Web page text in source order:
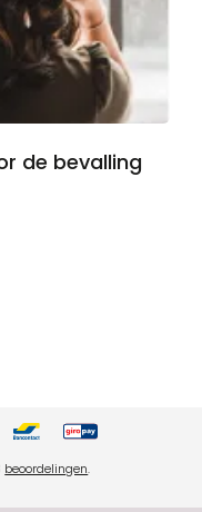
de bevalling
beoordelingen.